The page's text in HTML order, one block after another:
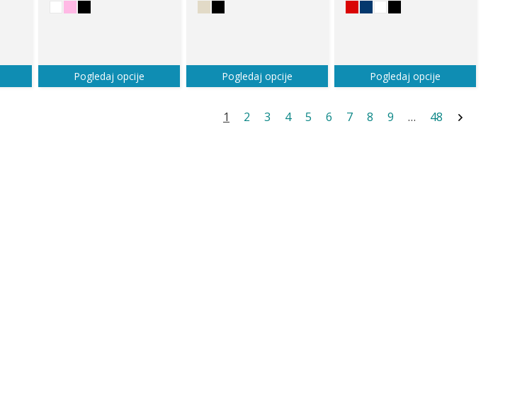
Pogledaj opcije Pogledaj opcije Pogledaj opcije
1 2 3 4 5 6 7 8 9 … 48